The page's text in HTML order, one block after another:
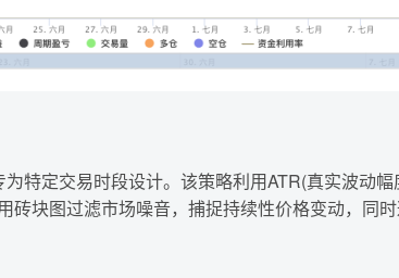
特定交易时段设计。该策略利用ATR(真实波动
块图过滤市场噪音，捕捉持续性价格变动，同